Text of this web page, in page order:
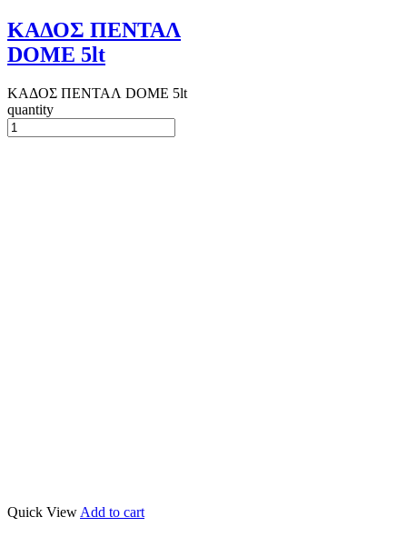
ΚΑΔΟΣ ΠΕΝΤΑΛ
DOME 5lt
ΚΑΔΟΣ ΠΕΝΤΑΛ DOME 5lt
quantity
Quick View Add to cart